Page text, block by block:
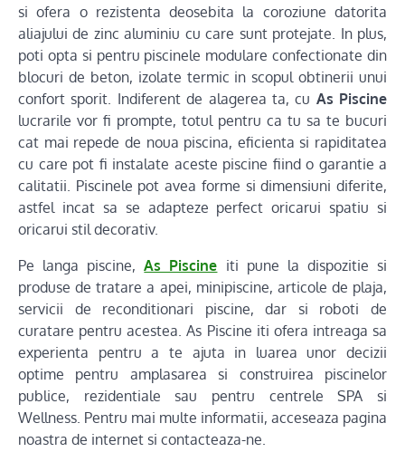
si ofera o rezistenta deosebita la coroziune datorita
aliajului de zinc aluminiu cu care sunt protejate. In plus,
poti opta si pentru piscinele modulare confectionate din
blocuri de beton, izolate termic in scopul obtinerii unui
confort sporit. Indiferent de alagerea ta, cu As Piscine
lucrarile vor fi prompte, totul pentru ca tu sa te bucuri
cat mai repede de noua piscina, eficienta si rapiditatea
cu care pot fi instalate aceste piscine fiind o garantie a
calitatii. Piscinele pot avea forme si dimensiuni diferite,
astfel incat sa se adapteze perfect oricarui spatiu si
oricarui stil decorativ.
Pe langa piscine,As Piscine iti pune la dispozitie si
produse de tratare a apei, minipiscine, articole de plaja,
servicii de reconditionari piscine, dar si roboti de
curatare pentru acestea. As Piscine iti ofera intreaga sa
experienta pentru a te ajuta in luarea unor decizii
optime pentru amplasarea si construirea piscinelor
publice, rezidentiale sau pentru centrele SPA si
Wellness. Pentru mai multe informatii, acceseaza pagina
noastra de internet si contacteaza-ne.